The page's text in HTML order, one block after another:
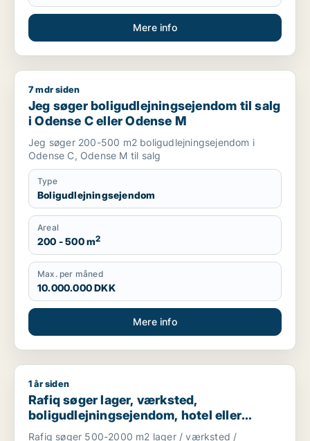
Mere info
Jeg søger boligudlejningsejendom til salg i Odense C eller
7 mdr siden
Jeg søger boligudlejningsejendom til salg
i Odense C eller Odense M
Jeg søger 200-500 m2 boligudlejningsejendom i
Odense C, Odense M til salg
Type
Boligudlejningsejendom
Areal
200 - 500 m2
Max. per måned
10.000.000 DKK
Mere info
Rafiq søger lager, værksted, boligudlejningsejendom, hotel
1 år siden
Rafiq søger lager, værksted,
boligudlejningsejendom, hotel eller
produktionslokaler til salg i Odense
Rafiq søger 500-2000 m2 lager / værksted /